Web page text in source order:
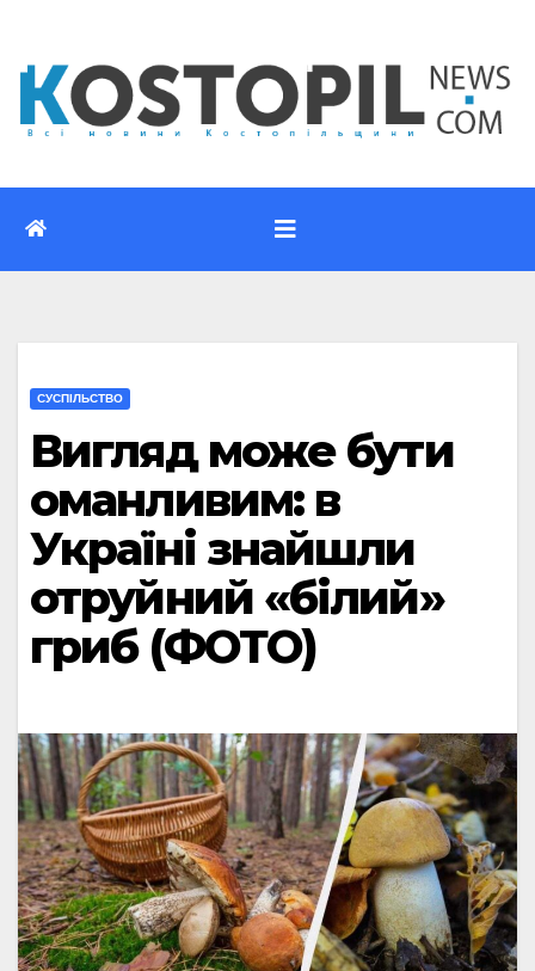
вмісту
CУСПІЛЬСТВО
Вигляд може бути
оманливим: в
Україні знайшли
отруйний «білий»
гриб (ФОТО)